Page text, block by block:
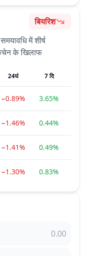
भावना
बियरिश
में शीर्ष
के खिलाफ
24घं 7 दि
−0.89% 3.65%
−1.46% 0.44%
−1.41% 0.49%
−1.30% 0.83%